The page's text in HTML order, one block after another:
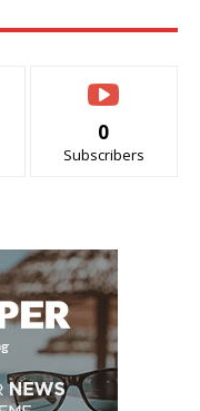
0
Subscribers